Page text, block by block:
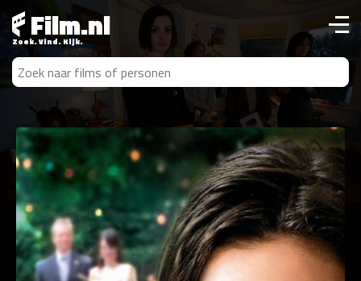
Film.nl
Zoek. Vind. Kijk.